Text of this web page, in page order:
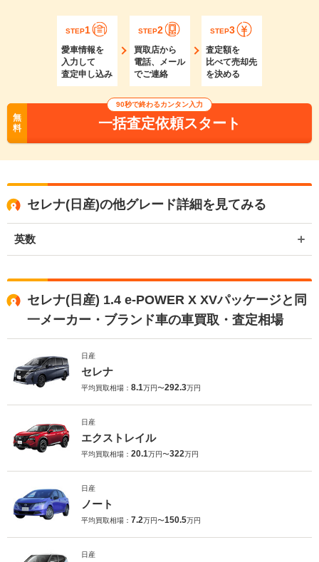
STEP1
愛車情報を
入力して
査定申し込み
STEP2
買取店から
電話、メール
でご連絡
STEP3
査定額を
比べて売却先
を決める
無
料
90秒で終わるカンタン入力
一括査定依頼スタート
セレナ(日産)の他グレード詳細を見てみる
英数
セレナ(日産) 1.4 e-POWER X XVパッケージと同
一メーカー・ブランド車の車買取・査定相場
日産
セレナ
平均買取相場： 8.1万円〜292.3万円
日産
エクストレイル
平均買取相場： 20.1万円〜322万円
日産
ノート
平均買取相場： 7.2万円〜150.5万円
日産